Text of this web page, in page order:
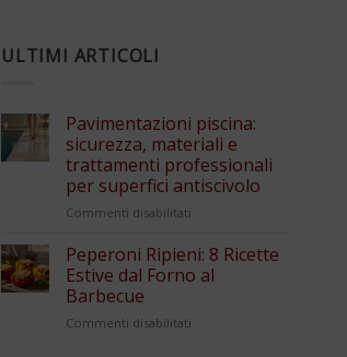
ULTIMI ARTICOLI
Pavimentazioni piscina:
sicurezza, materiali e
trattamenti professionali
per superfici antiscivolo
Commenti disabilitati
piscina:
sicurezza,
materiali
Peperoni Ripieni: 8 Ricette
Estive dal Forno al
Barbecue
Commenti disabilitati